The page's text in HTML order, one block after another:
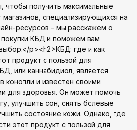
чтобы получить максимальные
магазинов, специализирующихся на
ресурсов – мы расскажем о
покупки КБД и поможем вам
p><h2>КБД: где и как
продукт с пользой для
или каннабидиол, является
конопли и известен своими
для здоровья. Он может помочь
улучшить сон, снять болевые
состояние кожи. Однако, где
этот продукт с пользой для